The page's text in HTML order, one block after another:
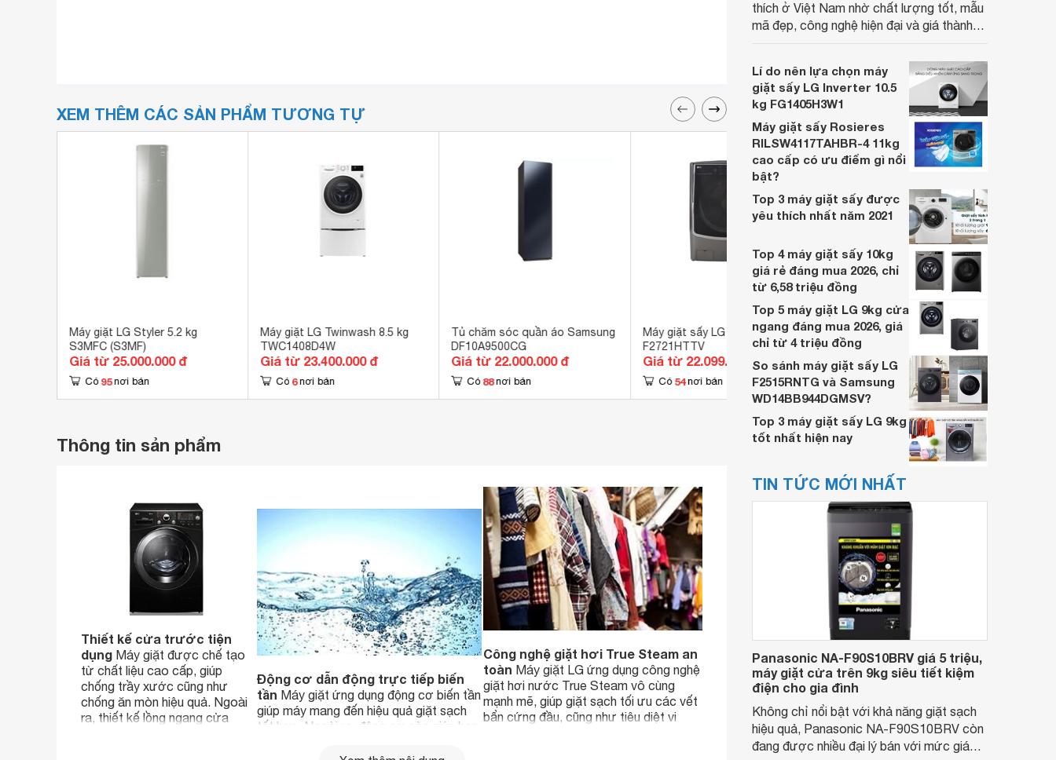
XEM THÊM CÁC SẢN PHẨM TƯƠNG TỰ
Máy giặt LG Styler 5.2 kg
S3MFC (S3MF)
Giá từ 25.000.000 đ
Có 95 nơi bán
Máy giặt LG Twinwash 8.5 kg
TWC1408D4W
Giá từ 23.400.000 đ
Có 6 nơi bán
Tủ chăm sóc quần áo Samsung
DF10A9500CG
Giá từ 22.000.000 đ
Có 88 nơi bán
Máy giặt sấy LG Inverter 21 kg
F2721HTTV
Giá từ 22.099.000 đ
Có 54 nơi bán
Máy giặt lồng đôi LG TWINWash
Inverter TWC1409S2E &
TC2402NTWV
Giá từ 21.500.000 đ
Có 2 nơi bán
Thông tin sản phẩm
Thiết kế cửa trước tiện
dụng Máy giặt được chế tạo
từ chất liệu cao cấp, giúp
chống trầy xước cũng như
chống ăn mòn hiệu quả. Ngoài
ra, thiết kế lồng ngang cửa
Động cơ dẫn động trực tiếp biến
tần Máy giặt ứng dụng động cơ biến tần
giúp máy mang đến hiệu quả giặt sạch
tốt hơn. Ngoài ra, động cơ còn giúp bạn
Công nghệ giặt hơi True Steam an
toàn Máy giặt LG ứng dụng công nghệ
giặt hơi nước True Steam vô cùng
mạnh mẽ, giúp giặt sạch tối ưu các vết
bẩn cứng đầu, cũng như tiêu diệt vi
thích ở Việt Nam nhờ chất lượng tốt, mẫu
mã đẹp, công nghệ hiện đại và giá thành
giặt LG lồng ngang mới nhất cập nhật
tháng 9/2016.
Lí do nên lựa chọn máy
giặt sấy LG Inverter 10.5
kg FG1405H3W1
Máy giặt sấy Rosieres
RILSW4117TAHBR-4 11kg
cao cấp có ưu điểm gì nổi
bật?
Top 3 máy giặt sấy được
yêu thích nhất năm 2021
Top 4 máy giặt sấy 10kg
giá rẻ đáng mua 2026, chỉ
từ 6,58 triệu đồng
Top 5 máy giặt LG 9kg cửa
ngang đáng mua 2026, giá
chỉ từ 4 triệu đồng
So sánh máy giặt sấy LG
F2515RNTG và Samsung
WD14BB944DGMSV?
Top 3 máy giặt sấy LG 9kg
tốt nhất hiện nay
TIN TỨC MỚI NHẤT
Panasonic NA-F90S10BRV giá 5 triệu,
máy giặt cửa trên 9kg siêu tiết kiệm
điện cho gia đình
Không chỉ nổi bật với khả năng giặt sạch
hiệu quả, Panasonic NA-F90S10BRV còn
đang được nhiều đại lý bán với mức giá